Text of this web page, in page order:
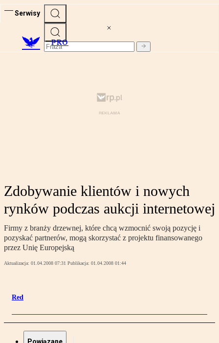
Serwisy
PRO
Zdobywanie klientów i nowych
rynków podczas aukcji internetowej
Firmy z branży drzewnej, które chcą wzmocnić swoją pozycję i
pozyskać partnerów, mogą skorzystać z projektu finansowanego
przez Unię Europejską
Aktualizacja: 01.04.2008 07:31 Publikacja: 01.04.2008 01:44
Red